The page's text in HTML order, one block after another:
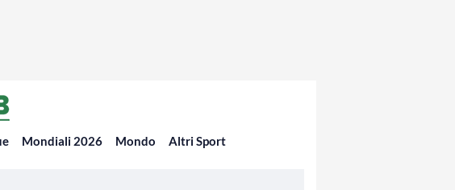
Mondiali 2026 Mondo Altri Sport